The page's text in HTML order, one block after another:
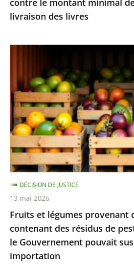
de
livraison
livres
livraison des livres
légumes
provenant
de
pays
hors
UE
contenant
des
résidus
de
pesticides
interdits
:
Fruits et légumes provenant
contenant des résidus de
le Gouvernement pouvait
importation
DÉCISION DE JUSTICE
13 mai 2026